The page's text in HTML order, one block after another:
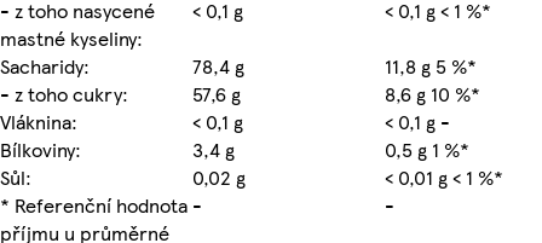
- z toho nasycené
mastné kyseliny:
< 0,1 g
< 0,1 g < 1 %*
Sacharidy:
78,4 g
11,8 g 5 %*
- z toho cukry:
57,6 g
8,6 g 10 %*
Vláknina:
< 0,1 g
< 0,1 g -
Bílkoviny:
3,4 g
0,5 g 1 %*
Sůl:
0,02 g
< 0,01 g < 1 %*
* Referenční hodnota
příjmu u průměrné
- -